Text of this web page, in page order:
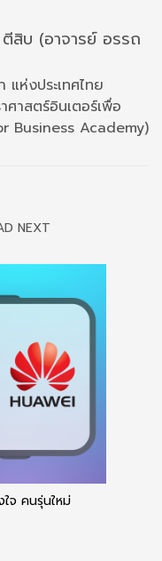
สิบ (อาจารย์ อรรถ
แห่งประเทศไทย
ศาสตร์อินเตอร์เพื่อ
Business Academy)
NEXT
ใจ คนรุ่นใหม่